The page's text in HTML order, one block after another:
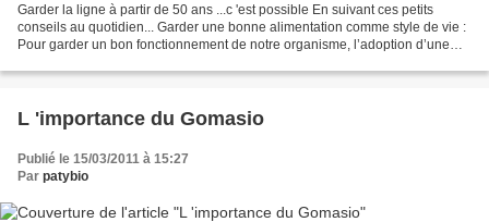
Garder la ligne à partir de 50 ans ...c 'est possible En suivant ces petits
conseils au quotidien... Garder une bonne alimentation comme style de vie :
Pour garder un bon fonctionnement de notre organisme, l’adoption d’une
L 'importance du Gomasio
Publié le 15/03/2011 à 15:27
Par patybio